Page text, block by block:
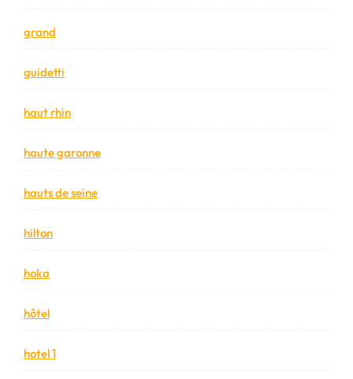
grand
guidetti
haut rhin
haute garonne
hauts de seine
hilton
hoka
hôtel
hotel 1